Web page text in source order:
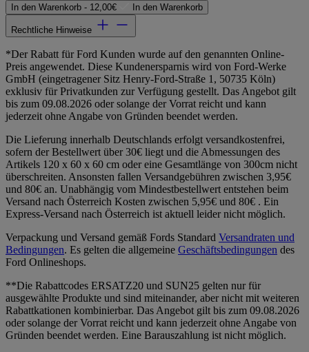
In den Warenkorb - 12,00€ In den Warenkorb
Rechtliche Hinweise
*Der Rabatt für Ford Kunden wurde auf den genannten Online-
Preis angewendet. Diese Kundenersparnis wird von Ford-Werke
GmbH (eingetragener Sitz Henry-Ford-Straße 1, 50735 Köln)
exklusiv für Privatkunden zur Verfügung gestellt. Das Angebot gilt
bis zum 09.08.2026 oder solange der Vorrat reicht und kann
jederzeit ohne Angabe von Gründen beendet werden.
Die Lieferung innerhalb Deutschlands erfolgt versandkostenfrei,
sofern der Bestellwert über 30€ liegt und die Abmessungen des
Artikels 120 x 60 x 60 cm oder eine Gesamtlänge von 300cm nicht
überschreiten. Ansonsten fallen Versandgebühren zwischen 3,95€
und 80€ an. Unabhängig vom Mindestbestellwert entstehen beim
Versand nach Österreich Kosten zwischen 5,95€ und 80€ . Ein
Express-Versand nach Österreich ist aktuell leider nicht möglich.
Verpackung und Versand gemäß Fords Standard Versandraten und
Bedingungen. Es gelten die allgemeine Geschäftsbedingungen des
Ford Onlineshops.
**Die Rabattcodes ERSATZ20 und SUN25 gelten nur für
ausgewählte Produkte und sind miteinander, aber nicht mit weiteren
Rabattkationen kombinierbar. Das Angebot gilt bis zum 09.08.2026
oder solange der Vorrat reicht und kann jederzeit ohne Angabe von
Gründen beendet werden. Eine Barauszahlung ist nicht möglich.